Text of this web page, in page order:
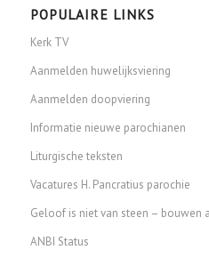
POPULAIRE LINKS
Kerk TV
Aanmelden huwelijksviering
Aanmelden doopviering
Informatie nieuwe parochianen
Liturgische teksten
Vacatures H. Pancratius parochie
Geloof is niet van steen – bouwen
ANBI Status